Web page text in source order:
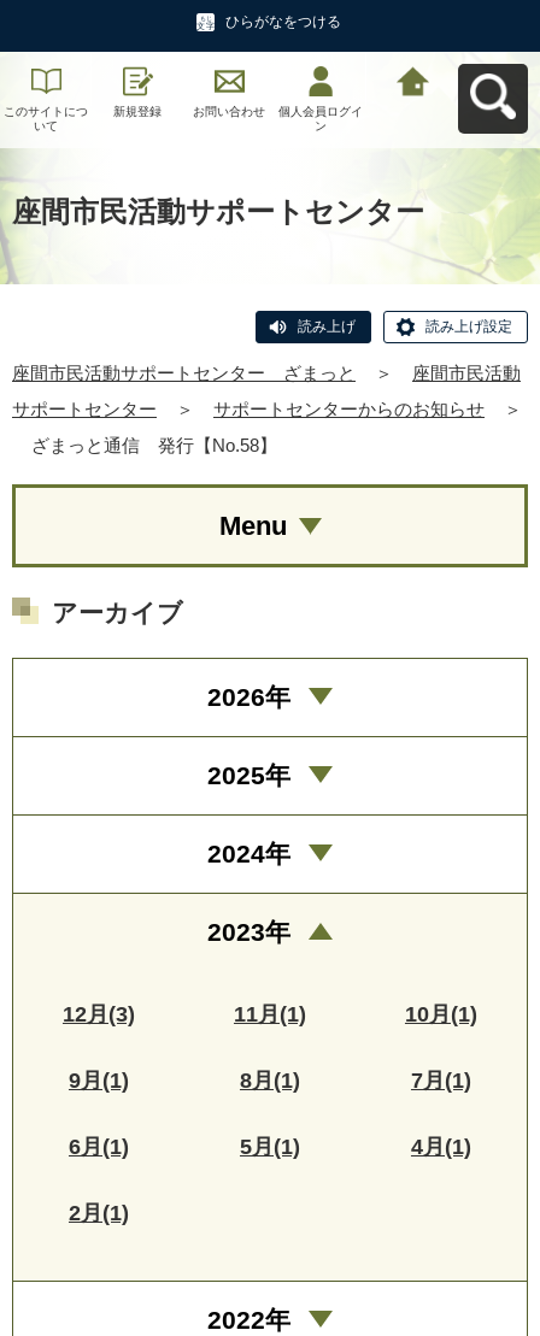
ひらがなをつける
このサイトにつ
いて
新規登録 お問い合わせ
個人会員ログイ
ン
座間市民活動サポートセンター
読み上げ 読み上げ設定
座間市民活動サポートセンター ざまっと ＞
座間市民活動
サポートセンター
＞ サポートセンターからのお知らせ
＞
ざまっと通信 発行【No.58】
Menu
アーカイブ
2026年
2025年
2024年
2023年
12月(3) 11月(1) 10月(1)
9月(1) 8月(1) 7月(1)
6月(1) 5月(1) 4月(1)
2月(1)
2022年